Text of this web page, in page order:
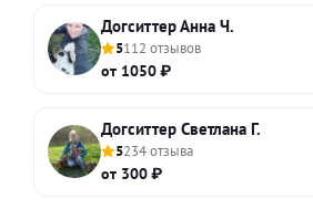
Догситтер Анна Ч.
5112 отзывов
от 1050 ₽
Догситтер Светлана Г.
5234 отзыва
от 300 ₽